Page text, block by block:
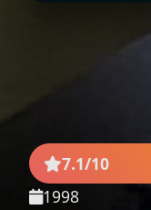
7.1/10
1998